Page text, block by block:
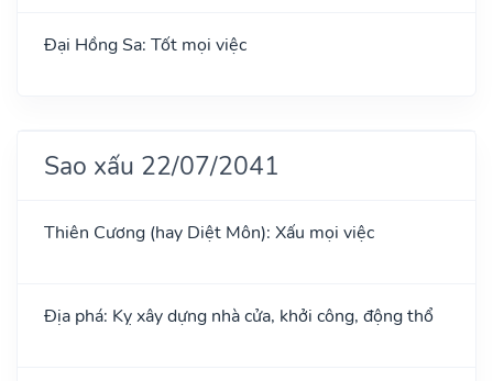
Đại Hồng Sa: Tốt mọi việc
Sao xấu 22/07/2041
Thiên Cương (hay Diệt Môn): Xấu mọi việc
Địa phá: Kỵ xây dựng nhà cửa, khởi công, động thổ